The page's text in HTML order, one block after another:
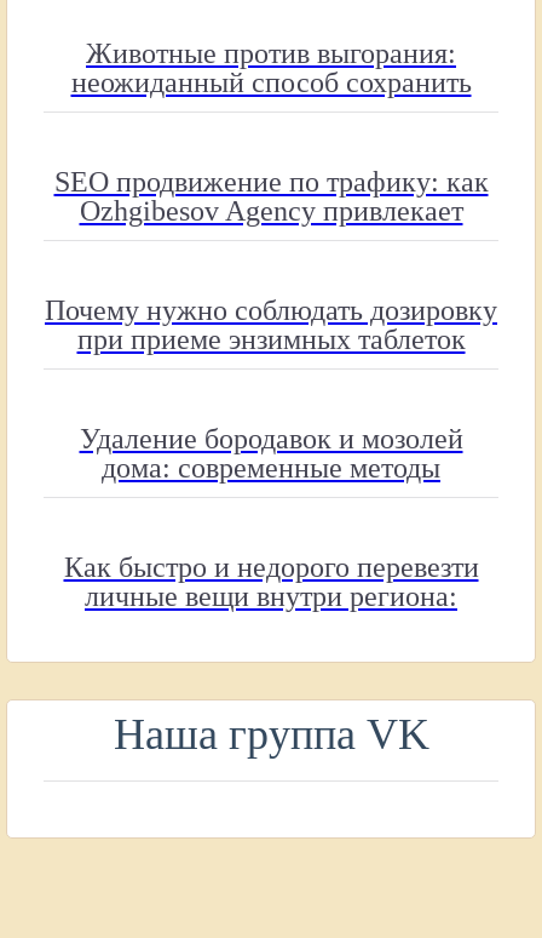
Животные против выгорания:
неожиданный способ сохранить
работу
SEO продвижение по трафику: как
Ozhgibesov Agency привлекает
целевых посетителей
Почему нужно соблюдать дозировку
при приеме энзимных таблеток
Удаление бородавок и мозолей
дома: современные методы
Как быстро и недорого перевезти
личные вещи внутри региона:
Наша группа VK